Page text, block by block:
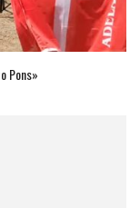
Pons»